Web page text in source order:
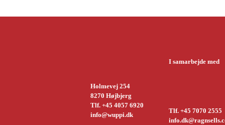
Holmevej 254
8270 Højbjerg
Tlf. +45 4057 6920
info@wuppi.dk
I samarbejde med
Tlf. +45 7070 2555